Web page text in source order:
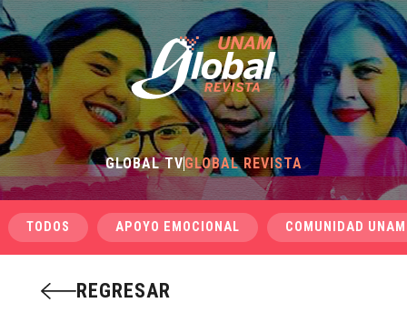
GLOBAL TVGLOBAL REVISTA
TODOS APOYO EMOCIONAL COMUNIDAD UNAM
REGRESAR